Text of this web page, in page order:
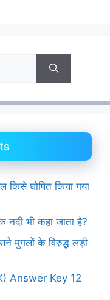
किसे घोषित किया गया
नदी भी कहा जाता है?
मुगलों के विरुद्ध लड़ी
Answer Key 12